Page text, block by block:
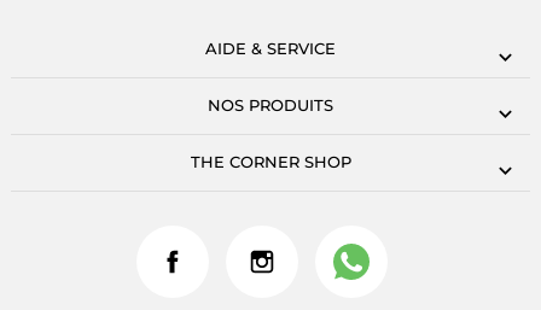
AIDE & SERVICE
NOS PRODUITS
THE CORNER SHOP